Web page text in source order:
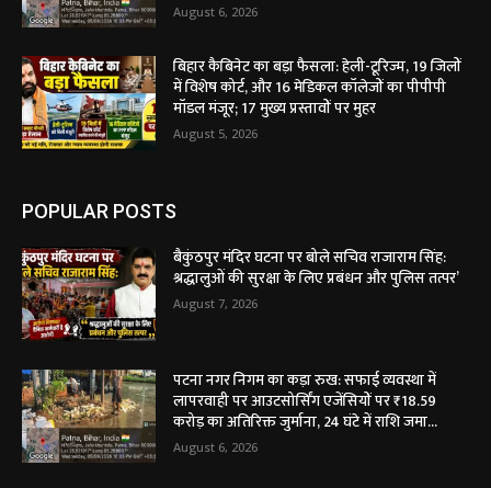
August 6, 2026
बिहार कैबिनेट का बड़ा फैसला: हेली-टूरिज्म, 19 जिलों
में विशेष कोर्ट, और 16 मेडिकल कॉलेजों का पीपीपी
मॉडल मंजूर; 17 मुख्य प्रस्तावों पर मुहर
August 5, 2026
POPULAR POSTS
बैकुंठपुर मंदिर घटना पर बोले सचिव राजाराम सिंह:
श्रद्धालुओं की सुरक्षा के लिए प्रबंधन और पुलिस तत्पर’
August 7, 2026
पटना नगर निगम का कड़ा रुख: सफाई व्यवस्था में
लापरवाही पर आउटसोर्सिंग एजेंसियों पर ₹18.59
करोड़ का अतिरिक्त जुर्माना, 24 घंटे में राशि जमा...
August 6, 2026